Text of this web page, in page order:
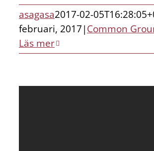
asagasa2017-02-
februari, 2017|Common
Läs mer